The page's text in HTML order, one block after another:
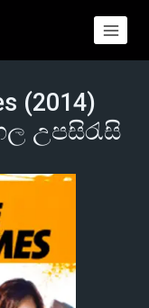
(2014)
උපසිරැසි